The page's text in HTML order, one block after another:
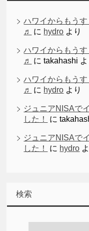
ハワイからもう
♬
に hydro より
ハワイからもう
♬
にtakahashi よ
ハワイからもう
♬
に hydro より
ジュニアNISAで
した！
に
ジュニアNISAで
した！
に hydro
検索